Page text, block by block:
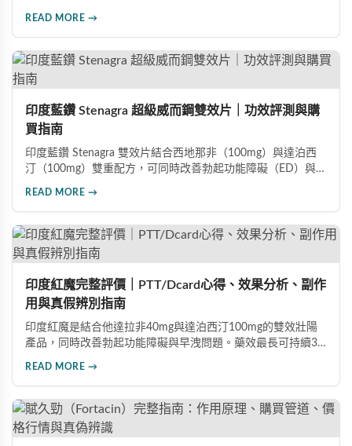
READ MORE →
印度藍鑽 Stenagra 超級威而鋼雙效片｜功效評測與購
買指南
印度藍鑽 Stenagra 雙效片結合西地那非（100mg）與達泊西
汀（100mg）雙重配方，可同時改善勃起功能障礙（ED）與早
高的男性保健品選擇。
READ MORE →
印度紅魔完整評價｜PTT/Dcard心得、效果分析、副作
用與真假辨別指南
印度紅魔是結合他達拉非40mg與達泊西汀100mg的雙效壯陽
產品，同時改善勃起功能障礙與早洩問題。藥效最長可持續36
READ MORE →